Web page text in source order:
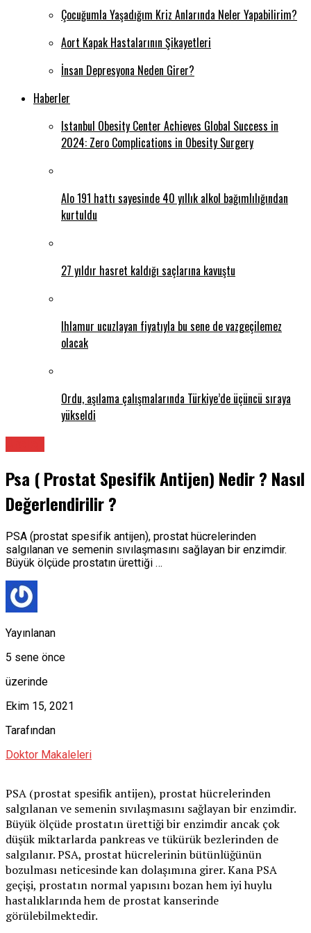
Çocuğumla Yaşadığım Kriz Anlarında Neler Yapabilirim?
Aort Kapak Hastalarının Şikayetleri
İnsan Depresyona Neden Girer?
Haberler
Istanbul Obesity Center Achieves Global Success in
2024: Zero Complications in Obesity Surgery
Alo 191 hattı sayesinde 40 yıllık alkol bağımlılığından
kurtuldu
27 yıldır hasret kaldığı saçlarına kavuştu
Ihlamur ucuzlayan fiyatıyla bu sene de vazgeçilemez
olacak
Ordu, aşılama çalışmalarında Türkiye’de üçüncü sıraya
yükseldi
Psa ( Prostat Spesifik Antijen) Nedir ? Nasıl
Değerlendirilir ?
PSA (prostat spesifik antijen), prostat hücrelerinden
salgılanan ve semenin sıvılaşmasını sağlayan bir enzimdir.
Büyük ölçüde prostatın ürettiği …
Yayınlanan
5 sene önce
üzerinde
Ekim 15, 2021
Tarafından
Doktor Makaleleri
PSA (prostat spesifik antijen), prostat hücrelerinden
salgılanan ve semenin sıvılaşmasını sağlayan bir enzimdir.
Büyük ölçüde prostatın ürettiği bir enzimdir ancak çok
düşük miktarlarda pankreas ve tükürük bezlerinden de
salgılanır. PSA, prostat hücrelerinin bütünlüğünün
bozulması neticesinde kan dolaşımına girer. Kana PSA
geçişi, prostatın normal yapısını bozan hem iyi huylu
hastalıklarında hem de prostat kanserinde
görülebilmektedir.